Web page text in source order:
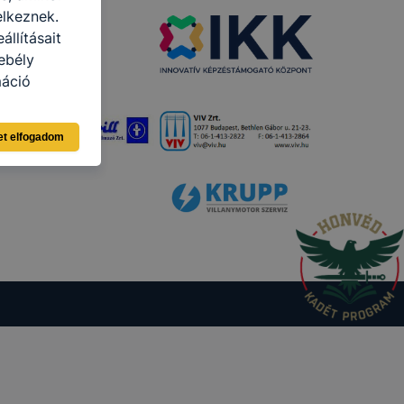
ha
és hogyan
honlap a
elfogadom